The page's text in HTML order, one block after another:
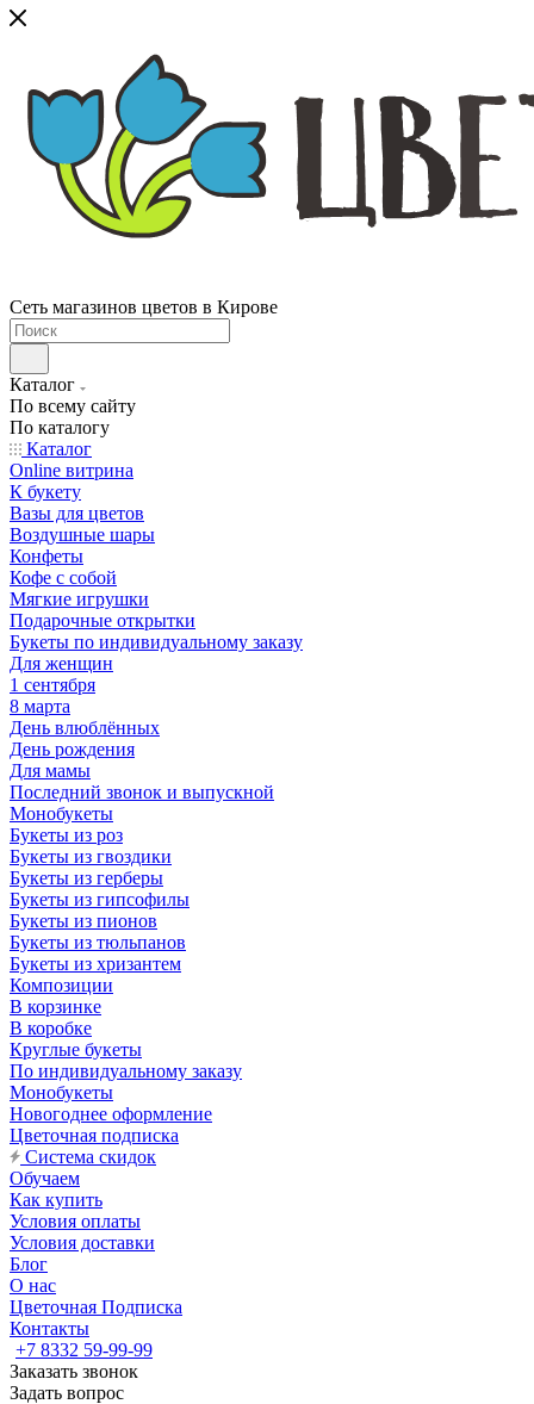
Сеть магазинов цветов в Кирове
Каталог
По всему сайту
По каталогу
Каталог
Online витрина
К букету
Вазы для цветов
Воздушные шары
Конфеты
Кофе с собой
Мягкие игрушки
Подарочные открытки
Букеты по индивидуальному заказу
Для женщин
1 сентября
8 марта
День влюблённых
День рождения
Для мамы
Последний звонок и выпускной
Монобукеты
Букеты из роз
Букеты из гвоздики
Букеты из герберы
Букеты из гипсофилы
Букеты из пионов
Букеты из тюльпанов
Букеты из хризантем
Композиции
В корзинке
В коробке
Круглые букеты
По индивидуальному заказу
Монобукеты
Новогоднее оформление
Цветочная подписка
Система скидок
Обучаем
Как купить
Условия оплаты
Условия доставки
Блог
О нас
Цветочная Подписка
Контакты
+7 8332 59-99-99
Заказать звонок
Задать вопрос